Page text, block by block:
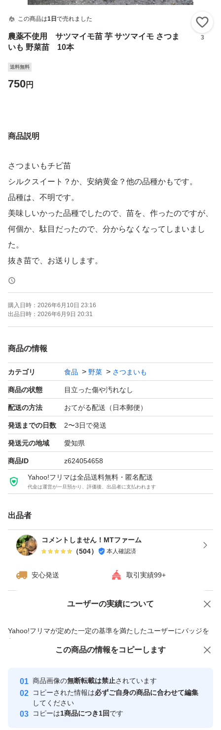
この商品は1日 で売れました
農薬不使用 サツマイモ苗 芋 サツマイモ さつま
いも 野菜苗 10本
3
送料無料
750円
商品説明
さつまいもチビ苗
シルクスイート？か、安納黄金？他の品種かもです。
品種は、不明です。
美味しいかった品種でしたので、苗を、作ったのですが、
何個か、駄目だったので、分からなくなってしまいまし
た。
抜き苗で、お送りします。
購入日時： 2026年6月10日 23:16
出品日時： 2026年6月9日 20:31
商品の情報
カテゴリ 食品 野菜 さつまいも
商品の状態 目立った傷や汚れなし
配送の方法 おてがる配送（日本郵便）
発送までの日数 2〜3日で発送
発送元の地域 愛知県
商品ID z624054658
Yahoo!フリマは全品送料無料・匿名配送
代金は運営が一旦預かり、評価後、出品者に支払われます
出品者
コメントしません！MTファーム
（504） 本人確認済
安心発送 取引実績99+
ユーザーの実績について
Yahoo!フリマが定めた一定の基準を満たしたユーザーにバッジを
付与しています
安心取引出品者
心・安全なユーザーです
取引実績
価格の相談 商品への質問
この商品の情報をコピーします
商品画像の無断転載は禁止されています
コピーされた情報は必ずご自身の商品に合わせて編集
してください
コピーは1商品につき1回です
この商品をみている人にオススメ